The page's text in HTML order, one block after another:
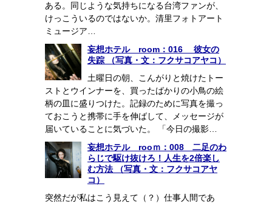
ある。同じような気持ちになる台湾ファンが、
けっこういるのではないか。清里フォトアート
ミュージア…
妄想ホテル room：016 彼女の
失踪 （写真・文：フクサコアヤコ）
土曜日の朝、こんがりと焼けたトー
ストとウインナーを、買ったばかりの小鳥の絵
柄の皿に盛りつけた。記録のために写真を撮っ
ておこうと携帯に手を伸ばして、メッセージが
届いていることに気づいた。 「今日の撮影…
妄想ホテル rooｍ：008 二足のわ
らじで駆け抜けろ！人生を2倍楽し
む方法 （写真・文：フクサコアヤ
コ）
突然だが私はこう見えて（？）仕事人間であ